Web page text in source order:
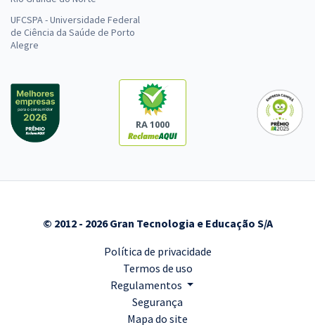
UFCSPA - Universidade Federal
de Ciência da Saúde de Porto
Alegre
RA 1000
© 2012 - 2026 Gran Tecnologia e Educação S/A
Política de privacidade
Termos de uso
Regulamentos
Segurança
Mapa do site